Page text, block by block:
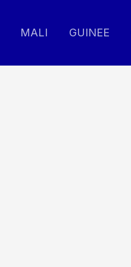
MALI GUINEE